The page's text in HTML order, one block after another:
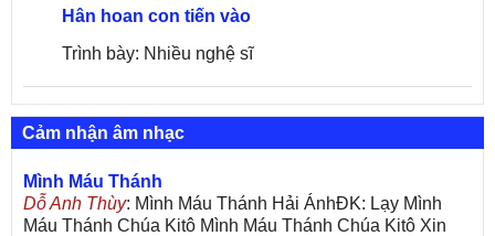
Hân hoan con tiến vào
Trình bày: Nhiều nghệ sĩ
Cảm nhận âm nhạc
Mình Máu Thánh
Dỗ Anh Thùy: Mình Máu Thánh Hải ÁnhĐK: Lạy Mình
Máu Thánh Chúa Kitô Mình Máu Thánh Chúa Kitô Xin